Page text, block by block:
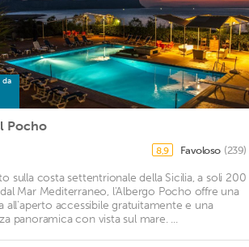
da
Pocho
8,9 Favoloso (239)
sulla costa settentrionale della Sicilia, a soli 200
Mar Mediterraneo, l'Albergo Pocho offre una
all'aperto accessibile gratuitamente e una
panoramica con vista sul mare. ...